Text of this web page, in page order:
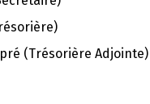
(Trésorière Adjointe)